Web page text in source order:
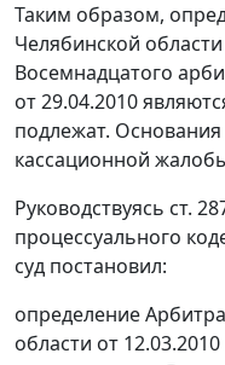
Таким образом,
Челябинской
Восемнадцатого
от 29.04.2010
подлежат.
кассационной
Руководствуясь ст.
процессуального
суд постановил:
определение
области от